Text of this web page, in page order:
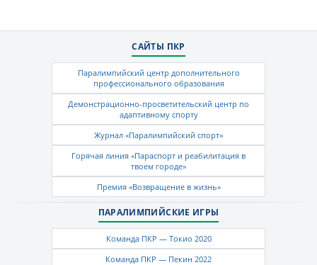
САЙТЫ ПКР
Паралимпийский центр дополнительного
профессионального образования
Демонстрационно-просветительский центр по
адаптивному спорту
Журнал «Паралимпийский спорт»
Горячая линия «Параспорт и реабилитация в
твоем городе»
Премия «Возвращение в жизнь»
ПАРАЛИМПИЙСКИЕ ИГРЫ
Команда ПКР — Токио 2020
Команда ПКР — Пекин 2022